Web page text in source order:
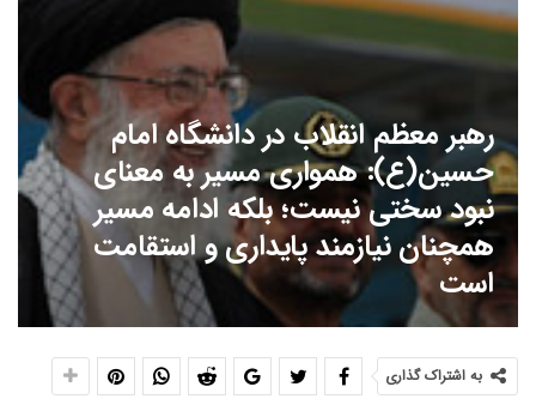
رهبر معظم انقلاب در دانشگاه امام
حسین(ع): همواری مسیر به معنای
نبود سختی نیست؛ بلکه ادامه مسیر
همچنان نیازمند پایداری و استقامت
است
به اشتراک گذاری